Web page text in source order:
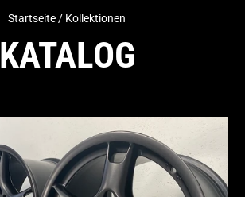
Startseite/ Kollektionen
KATALOG